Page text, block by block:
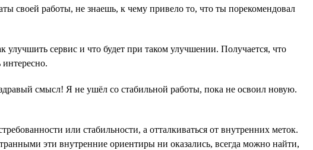
своей работы, не знаешь, к чему привело то, что ты порекомендовал
улучшить сервис и что будет при таком улучшении. Получается, что
смысл! Я не ушёл со стабильной работы, пока не освоил новую.
или стабильности, а отталкиваться от внутренних меток.
эти внутренние ориентиры ни оказались, всегда можно найти,